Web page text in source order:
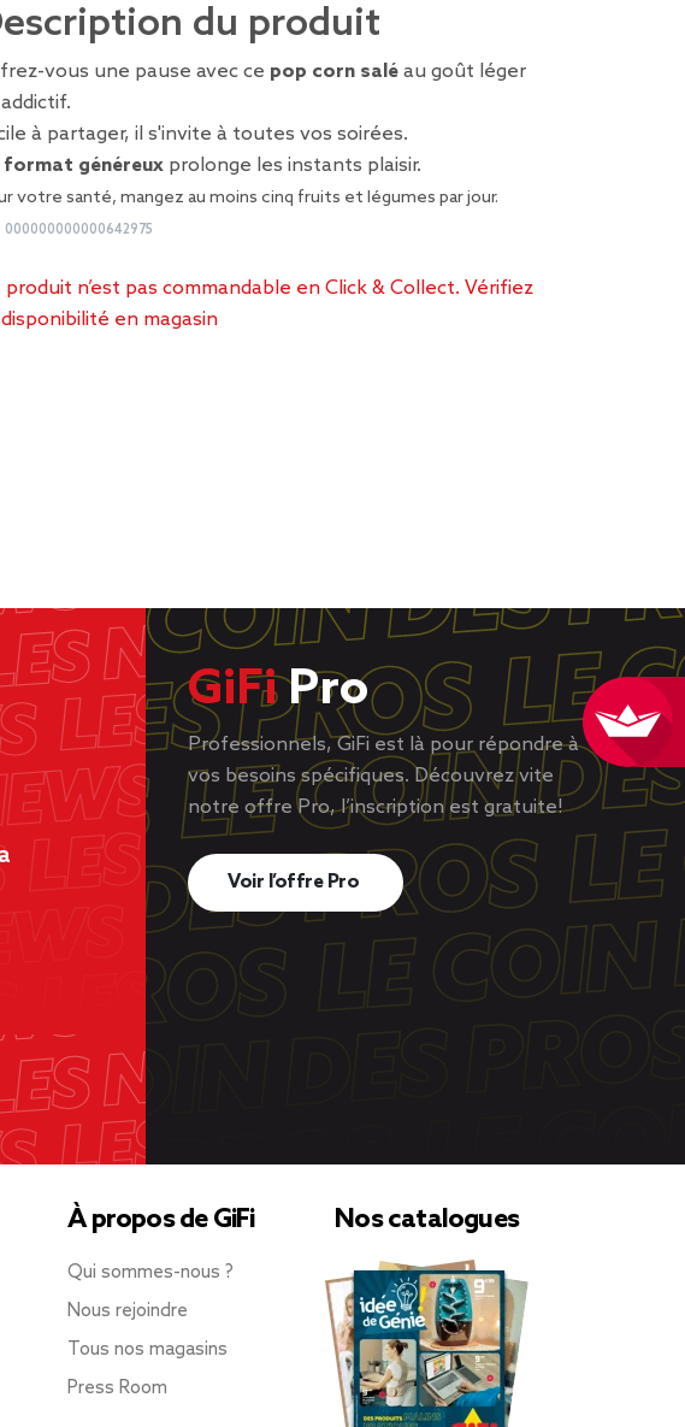
du produit
vous une pause avec ce pop corn salé au goût léger
à partager, il s'invite à toutes vos soirées.
format généreux prolonge les instants plaisir.
votre santé, mangez au moins cinq fruits et légumes par jour.
000000000000642975
produit n’est pas commandable en Click & Collect. Vérifiez
en magasin
GiFiPro
Professionnels, GiFi est là pour répondre à
vos besoins spécifiques. Découvrez vite
notre offre Pro, l’inscription est gratuite!
Voir l’offre Pro
À propos de GiFi
Qui sommes-nous ?
Nous rejoindre
Tous nos magasins
Press Room
Nos catalogues